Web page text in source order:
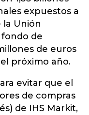
expuestos a
la Unión
de
de euros
próximo año.
evitar que el
de compras
de IHS Markit,